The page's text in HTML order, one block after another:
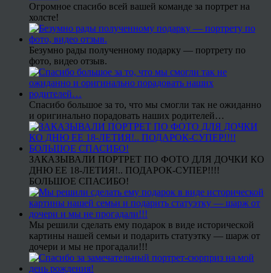
Огромное спасибо всей вашей команде за портрет на
холсте!
Безумно рады полученному подарку — портрету по
фото, видео отзыв.
Спасибо большое за то, что мы смогли так не ожиданно
и оригинально порадовать наших родителей…
ЗАКАЗЫВАЛИ ПОРТРЕТ ПО ФОТО ДЛЯ ДОЧКИ КО
ДНЮ ЕЕ 18-ЛЕТИЯ!.. ПОДАРОК-СУПЕР!!!!
БОЛЬШОЕ СПАСИБО!
Мы решили сделать ему подарок в виде исторической
картины нашей семьи и подарить статуэтку — шарж от
дочери и мы не прогадали!!!